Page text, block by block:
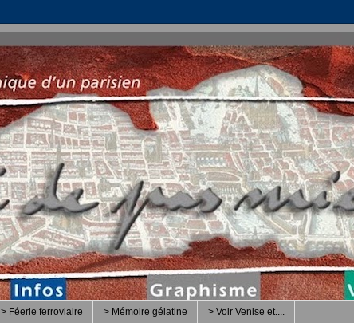
> Féerie ferroviaire > Mémoire gélatine > Voir Venise et....